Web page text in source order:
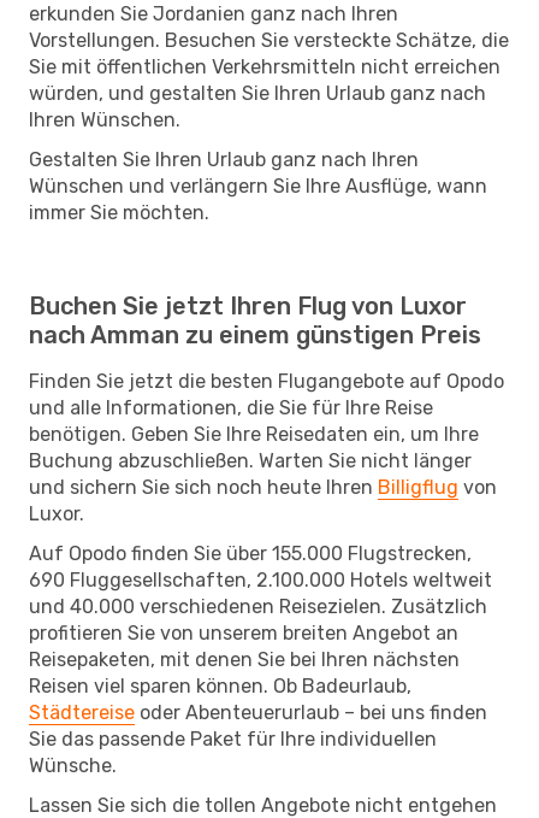
erkunden Sie Jordanien ganz nach Ihren
Vorstellungen. Besuchen Sie versteckte Schätze, die
Sie mit öffentlichen Verkehrsmitteln nicht erreichen
würden, und gestalten Sie Ihren Urlaub ganz nach
Ihren Wünschen.
Gestalten Sie Ihren Urlaub ganz nach Ihren
Wünschen und verlängern Sie Ihre Ausflüge, wann
immer Sie möchten.
Buchen Sie jetzt Ihren Flug von Luxor
nach Amman zu einem günstigen Preis
Finden Sie jetzt die besten Flugangebote auf Opodo
und alle Informationen, die Sie für Ihre Reise
benötigen. Geben Sie Ihre Reisedaten ein, um Ihre
Buchung abzuschließen. Warten Sie nicht länger
und sichern Sie sich noch heute Ihren Billigflug von
Luxor.
Auf Opodo finden Sie über 155.000 Flugstrecken,
690 Fluggesellschaften, 2.100.000 Hotels weltweit
und 40.000 verschiedenen Reisezielen. Zusätzlich
profitieren Sie von unserem breiten Angebot an
Reisepaketen, mit denen Sie bei Ihren nächsten
Reisen viel sparen können. Ob Badeurlaub,
Städtereise oder Abenteuerurlaub – bei uns finden
Sie das passende Paket für Ihre individuellen
Wünsche.
Lassen Sie sich die tollen Angebote nicht entgehen